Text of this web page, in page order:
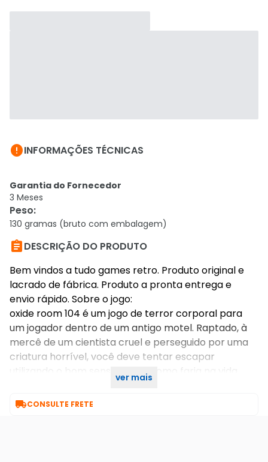
INFORMAÇÕES TÉCNICAS
Garantia do Fornecedor
3 Meses
Peso:
130 gramas (bruto com embalagem)
DESCRIÇÃO DO PRODUTO
Bem vindos a tudo games retro. Produto original e
lacrado de fábrica. Produto a pronta entrega e
envio rápido. Sobre o jogo:
oxide room 104 é um jogo de terror corporal para
um jogador dentro de um antigo motel. Raptado, à
mercê de um cientista cruel e perseguido por uma
criatura horrível, você deve tentar escapar
utilizando o bom senso, assim como faria na vida
ver mais
CONSULTE FRETE